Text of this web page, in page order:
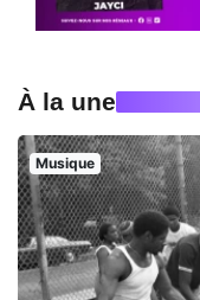
À la une
Musique